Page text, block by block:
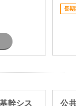
長期
幹シス
公